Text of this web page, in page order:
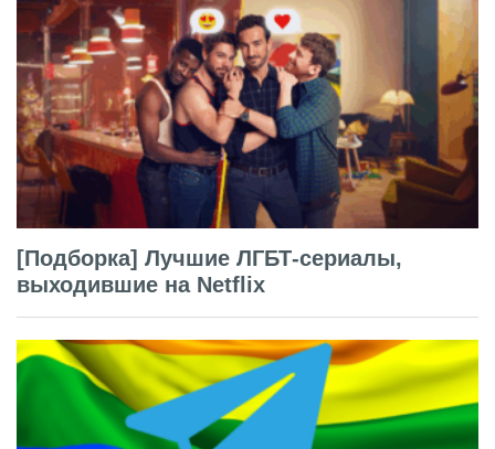
[Подборка] Лучшие ЛГБТ-сериалы,
выходившие на Netflix